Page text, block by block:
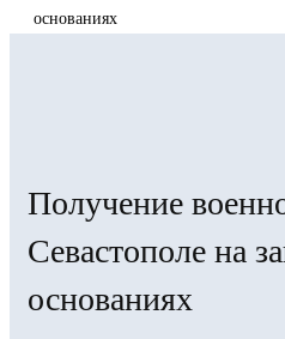
основаниях
Получение
Севастополе на
основаниях